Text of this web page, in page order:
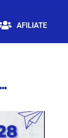
AFILIATE